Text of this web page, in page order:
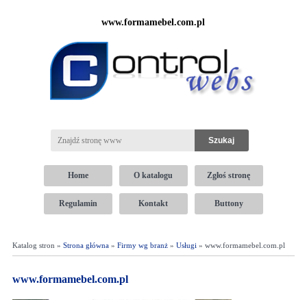
www.formamebel.com.pl
Home O katalogu Zgłoś stronę
Regulamin Kontakt Buttony
Katalog stron » Strona główna» Firmy wg branż» Usługi » www.formamebel.com.pl
www.formamebel.com.pl